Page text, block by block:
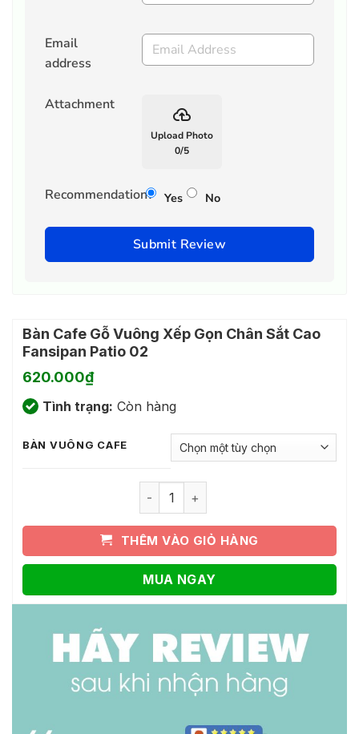
Email
address
Attachment backup
Upload Photo
0/5
Recommendation? Yes No
Submit Review
Bàn Cafe Gỗ Vuông Xếp Gọn Chân Sắt Cao
Fansipan Patio 02
620.000₫
Tình trạng: Còn hàng
BÀN VUÔNG CAFE
Bàn Cafe Gỗ Vuông Xếp Gọn Chân
THÊM VÀO GIỎ HÀNG
MUA NGAY